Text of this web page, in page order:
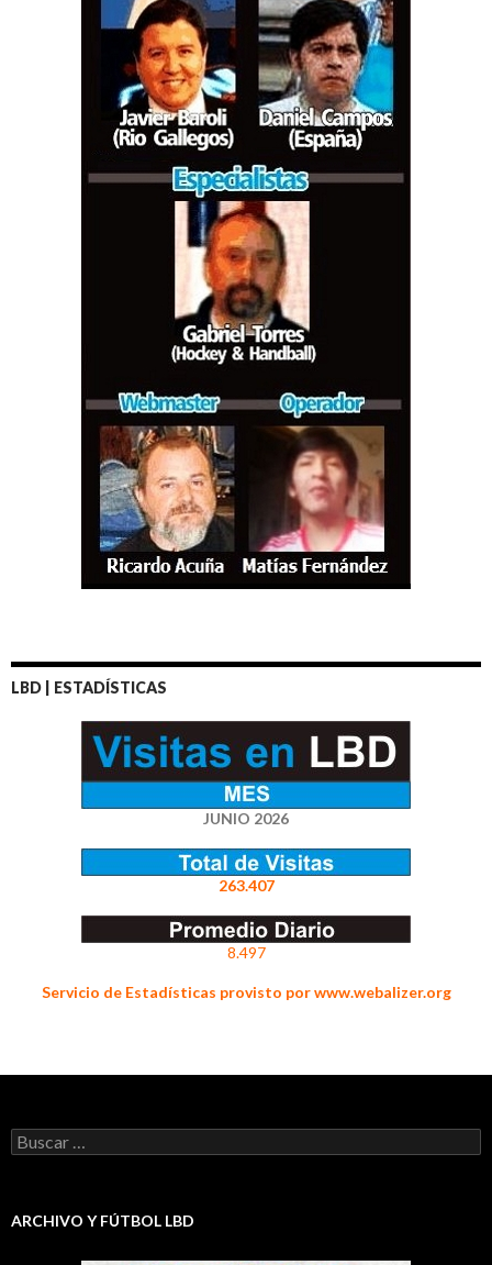
LBD | ESTADÍSTICAS
JUNIO 2026
263.407
8.497
Servicio de Estadísticas provisto por www.webalizer.org
Buscar:
ARCHIVO Y FÚTBOL LBD